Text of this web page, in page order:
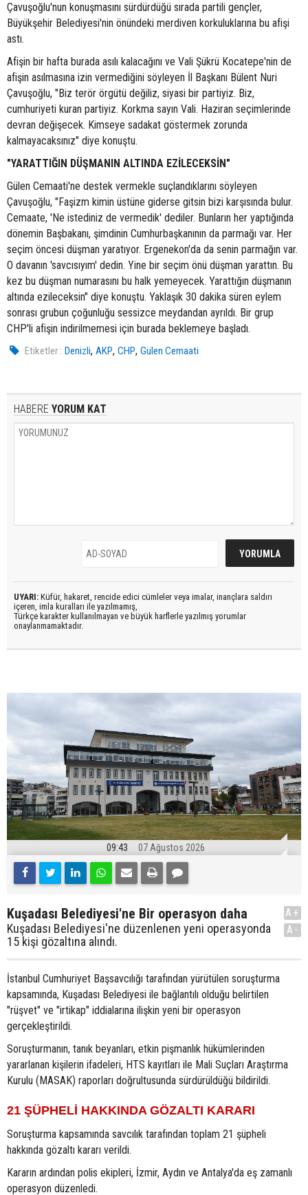
Çavuşoğlu'nun konuşmasını sürdürdüğü sırada partili gençler,
Büyükşehir Belediyesi'nin önündeki merdiven korkuluklarına bu afişi
astı.
Afişin bir hafta burada asılı kalacağını ve Vali Şükrü Kocatepe'nin de
afişin asılmasına izin vermediğini söyleyen İl Başkanı Bülent Nuri
Çavuşoğlu, "Biz terör örgütü değiliz, siyasi bir partiyiz. Biz,
cumhuriyeti kuran partiyiz. Korkma sayın Vali. Haziran seçimlerinde
devran değişecek. Kimseye sadakat göstermek zorunda
kalmayacaksınız" diye konuştu.
"YARATTIĞIN DÜŞMANIN ALTINDA EZİLECEKSİN"
Gülen Cemaati'ne destek vermekle suçlandıklarını söyleyen
Çavuşoğlu, "Faşizm kimin üstüne giderse gitsin bizi karşısında bulur.
Cemaate, 'Ne istediniz de vermedik' dediler. Bunların her yaptığında
dönemin Başbakanı, şimdinin Cumhurbaşkanının da parmağı var. Her
seçim öncesi düşman yaratıyor. Ergenekon'da da senin parmağın var.
O davanın 'savcısıyım' dedin. Yine bir seçim önü düşman yarattın. Bu
kez bu düşman numarasını bu halk yemeyecek. Yarattığın düşmanın
altında ezileceksin" diye konuştu. Yaklaşık 30 dakika süren eylem
sonrası grubun çoğunluğu sessizce meydandan ayrıldı. Bir grup
CHP'li afişin indirilmemesi için burada beklemeye başladı.
Etiketler : Denizli,AKP,CHP,Gülen Cemaati
HABERE YORUM KAT
UYARI: Küfür, hakaret, rencide edici cümleler veya imalar, inançlara saldırı
içeren, imla kuralları ile yazılmamış,
Türkçe karakter kullanılmayan ve büyük harflerle yazılmış yorumlar
onaylanmamaktadır.
09:43 07 Ağustos 2026
Kuşadası Belediyesi'ne Bir operasyon daha
Kuşadası Belediyesi'ne düzenlenen yeni operasyonda
15 kişi gözaltına alındı.
A+
A-
İstanbul Cumhuriyet Başsavcılığı tarafından yürütülen soruşturma
kapsamında, Kuşadası Belediyesi ile bağlantılı olduğu belirtilen
"rüşvet" ve "irtikap" iddialarına ilişkin yeni bir operasyon
gerçekleştirildi.
Soruşturmanın, tanık beyanları, etkin pişmanlık hükümlerinden
yararlanan kişilerin ifadeleri, HTS kayıtları ile Mali Suçları Araştırma
Kurulu (MASAK) raporları doğrultusunda sürdürüldüğü bildirildi.
21 ŞÜPHELİ HAKKINDA GÖZALTI KARARI
Soruşturma kapsamında savcılık tarafından toplam 21 şüpheli
hakkında gözaltı kararı verildi.
Kararın ardından polis ekipleri, İzmir, Aydın ve Antalya'da eş zamanlı
operasyon düzenledi.